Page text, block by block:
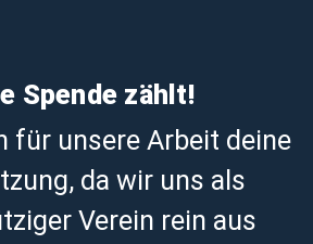
Spende zählt!
für unsere Arbeit deine
da wir uns als
Verein rein aus